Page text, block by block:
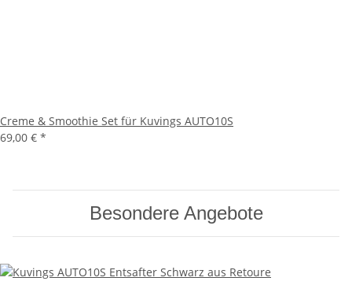
Creme & Smoothie Set für Kuvings AUTO10S
69,00 € *
Besondere Angebote